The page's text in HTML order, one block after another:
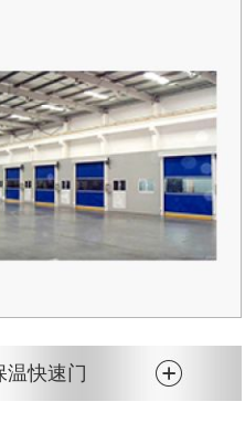
温快速门